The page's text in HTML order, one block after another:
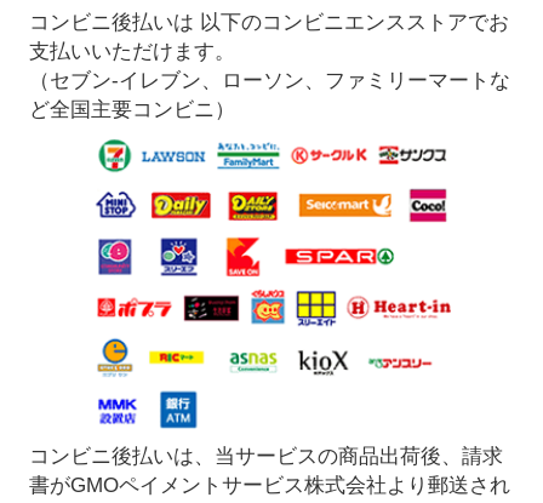
コンビニ後払いは 以下のコンビニエンスストアでお
支払いいただけます。
（セブン-イレブン、ローソン、ファミリーマートな
ど全国主要コンビニ）
コンビニ後払いは、当サービスの商品出荷後、請求
書がGMOペイメントサービス株式会社より郵送され